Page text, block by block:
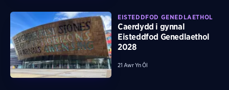
EISTEDDFOD GENEDLAETHOL
Caerdydd i gynnal
Eisteddfod Genedlaethol
2028
21 Awr Yn Ôl